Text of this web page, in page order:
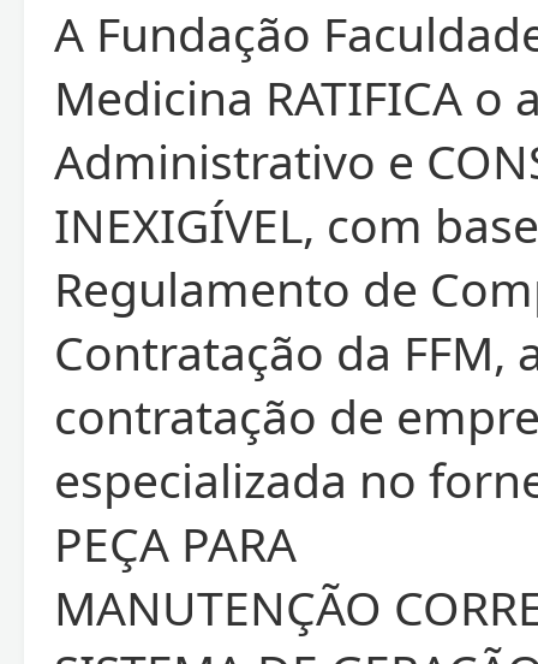
A Fundação
Medicina RATIFICA o
Administrativo e
INEXIGÍVEL, com
Regulamento de
Contratação da FFM,
contratação de
especializada no
PEÇA PARA
MANUTENÇÃO